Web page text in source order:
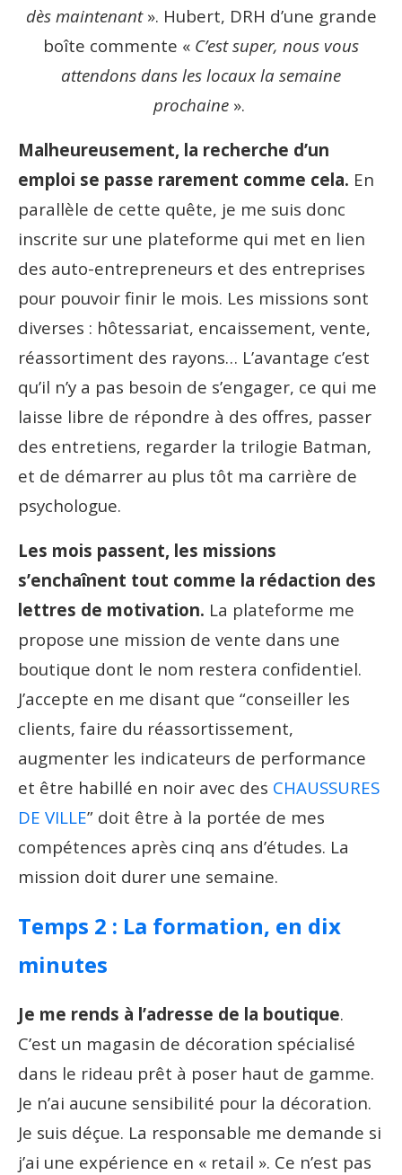
dès maintenant». Hubert, DRH d’une grande
boîte commente « C’est super, nous vous
attendons dans les locaux la semaine
prochaine ».
Malheureusement, la recherche d’un
emploi se passe rarement comme cela. En
parallèle de cette quête, je me suis donc
inscrite sur une plateforme qui met en lien
des auto-entrepreneurs et des entreprises
pour pouvoir finir le mois. Les missions sont
diverses : hôtessariat, encaissement, vente,
réassortiment des rayons… L’avantage c’est
qu’il n’y a pas besoin de s’engager, ce qui me
laisse libre de répondre à des offres, passer
des entretiens, regarder la trilogie Batman,
et de démarrer au plus tôt ma carrière de
psychologue.
Les mois passent, les missions
s’enchaînent tout comme la rédaction des
lettres de motivation. La plateforme me
propose une mission de vente dans une
boutique dont le nom restera confidentiel.
J’accepte en me disant que “conseiller les
clients, faire du réassortissement,
augmenter les indicateurs de performance
et être habillé en noir avec des CHAUSSURES
DE VILLE” doit être à la portée de mes
compétences après cinq ans d’études. La
mission doit durer une semaine.
Temps 2 : La formation, en dix
minutes
Je me rends à l’adresse de la boutique.
C’est un magasin de décoration spécialisé
dans le rideau prêt à poser haut de gamme.
Je n’ai aucune sensibilité pour la décoration.
Je suis déçue. La responsable me demande si
j’ai une expérience en « retail ». Ce n’est pas